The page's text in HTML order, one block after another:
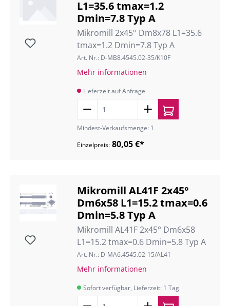
L1=35.6 tmax=1.2
Dmin=7.8 Typ A
Mikromill 2x45° Dm8x78 L1=35.6
tmax=1.2 Dmin=7.8 Typ A
Art. Nr.: D-MB8.4545.02-35/K10F
Mehr informationen
Lieferzeit auf Anfrage
Mindest-Verkaufsmenge: 1
Einzelpreis: 80,05 €*
Mikromill AL41F 2x45°
Dm6x58 L1=15.2 tmax=0.6
Dmin=5.8 Typ A
Mikromill AL41F 2x45° Dm6x58
L1=15.2 tmax=0.6 Dmin=5.8 Typ A
Art. Nr.: D-MA6.4545.02-15/AL41
Mehr informationen
Sofort verfügbar, Lieferzeit: 1 Tag